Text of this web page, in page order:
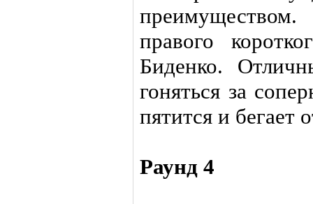
правого
Биденко.
гоняться за
пятится и бегает
Раунд 4